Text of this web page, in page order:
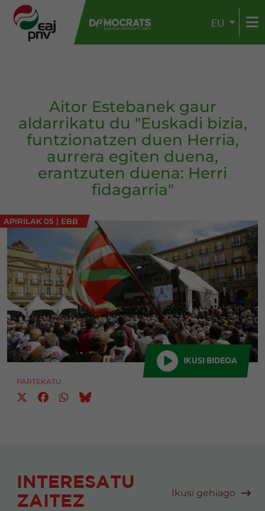
EU
Aitor Estebanek gaur
aldarrikatu du "Euskadi bizia,
funtzionatzen duen Herria,
aurrera egiten duena,
erantzuten duena: Herri
fidagarria"
APIRILAK 05 | EBB
IKUSI BIDEOA
PARTEKATU
INTERESATU
ZAITEZ
Ikusi gehiago